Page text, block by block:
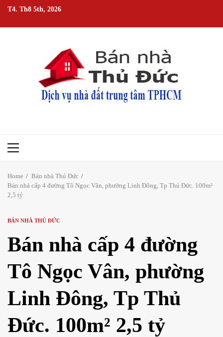
Skip
content
T4. Th8 5th, 2026
Primary
Home
Bán nhà Thủ Đức
Bán nhà cấp 4 đường Tô Ngọc Vân, phường Linh Đông, Tp Thủ Đức. 100m²
2,5 tỷ
BÁN NHÀ THỦ ĐỨC
Bán nhà cấp 4 đường
Tô Ngọc Vân, phường
Linh Đông, Tp Thủ
Đức. 100m² 2,5 tỷ